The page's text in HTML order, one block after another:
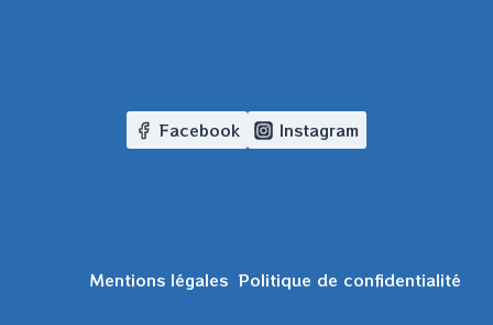
Facebook Instagram
Mentions légales Politique de confidentialité